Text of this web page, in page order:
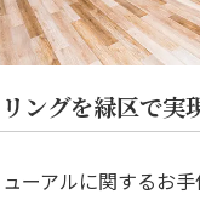
ングを緑区で実
ーアルに関するお